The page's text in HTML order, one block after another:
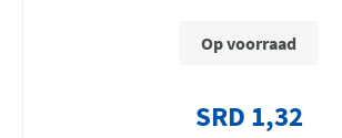
Op voorraad
SRD 1,32